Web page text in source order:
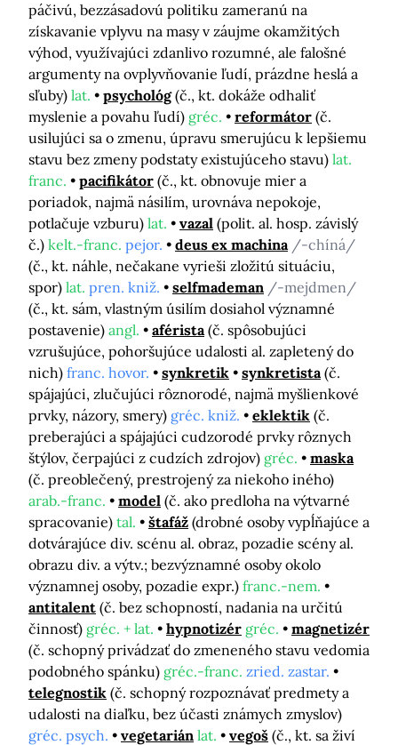
páčivú, bezzásadovú politiku zameranú na
získavanie vplyvu na masy v záujme okamžitých
výhod, využívajúci zdanlivo rozumné, ale falošné
argumenty na ovplyvňovanie ľudí, prázdne heslá a
sľuby) lat. psychológ (č., kt. dokáže odhaliť
myslenie a povahu ľudí) gréc. reformátor (č.
usilujúci sa o zmenu, úpravu smerujúcu k lepšiemu
stavu bez zmeny podstaty existujúceho stavu) lat.
franc.
pacifikátor (č., kt. obnovuje mier a
poriadok, najmä násilím, urovnáva nepokoje,
potlačuje vzburu) lat. vazal (polit. al. hosp. závislý
č.) kelt.-franc. pejor. deus ex machina /-chíná/
(č., kt. náhle, nečakane vyrieši zložitú situáciu,
spor) lat. pren. kniž. selfmademan /-mejdmen/
(č., kt. sám, vlastným úsilím dosiahol významné
postavenie) angl. aférista (č. spôsobujúci
vzrušujúce, pohoršujúce udalosti al. zapletený do
nich) franc. hovor. synkretik synkretista (č.
spájajúci, zlučujúci rôznorodé, najmä myšlienkové
prvky, názory, smery) gréc. kniž. eklektik (č.
preberajúci a spájajúci cudzorodé prvky rôznych
štýlov, čerpajúci z cudzích zdrojov) gréc.
maska
(č. preoblečený, prestrojený za niekoho iného)
arab.-franc.
model (č. ako predloha na výtvarné
spracovanie) tal. štafáž (drobné osoby vypĺňajúce a
dotvárajúce div. scénu al. obraz, pozadie scény al.
obrazu div. a výtv.; bezvýznamné osoby okolo
významnej osoby, pozadie expr.) franc.-nem.
antitalent (č. bez schopností, nadania na určitú
činnosť) gréc. + lat. hypnotizér gréc.
magnetizér
(č. schopný privádzať do zmeneného stavu vedomia
podobného spánku) gréc.-franc. zried. zastar.
telegnostik (č. schopný rozpoznávať predmety a
udalosti na diaľku, bez účasti známych zmyslov)
gréc. psych.
vegetarián lat. vegoš (č., kt. sa živí